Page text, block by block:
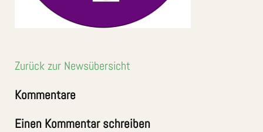
Zurück zur Newsübersicht
Kommentare
Einen Kommentar schreiben